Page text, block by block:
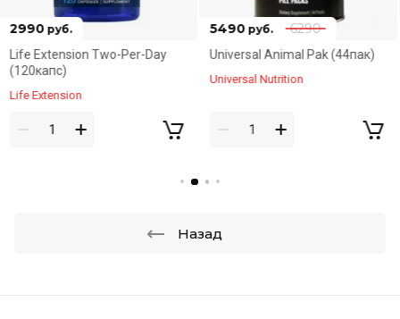
Спецпредложение
5490
Universal Animal Pak (44пак)
Universal Nutrition
2790руб.
Optimum Opti-Women
Назад